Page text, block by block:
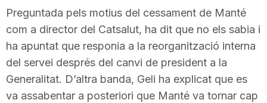
a
Preguntada pels motius del cessament de Manté
com a director del Catsalut, ha dit que no els sabia i
ha apuntat que responia a la reorganització interna
del servei després del canvi de president a la
Generalitat. D’altra banda, Geli ha explicat que es
va assabentar a posteriori que Manté va tornar cap